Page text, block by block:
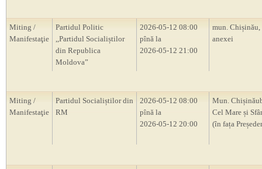
Miting /
Manifestaţie
Partidul Politic
,,Partidul Socialiștilor
din Republica
Moldova”
2026-05-12 08:00
pînă la
2026-05-12 21:00
mun.
anexei
Miting /
Manifestaţie
Partidul Socialiștilor din
RM
2026-05-12 08:00
pînă la
2026-05-12 20:00
Mun.
Cel Mare și
(în fața